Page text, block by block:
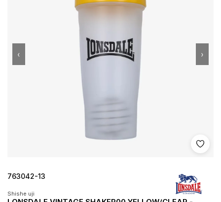
Shto
‹ ›
763042-13
Shishe uji